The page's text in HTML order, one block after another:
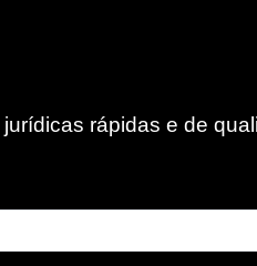
rápidas e de